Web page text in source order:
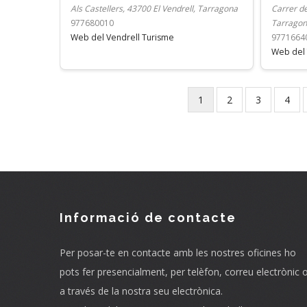
Als Castellers, 43700 El Vendrell, Tarragona
977680010
Web del Vendrell Turisme
Carrer
Web del
Current
page
1 Page
2 Page
3 Page
4
Informació de contacte
Per posar-te en contacte amb les nostres oficines ho
pots fer presencialment, per telèfon, correu electrònic o
a través de la nostra seu electrònica.